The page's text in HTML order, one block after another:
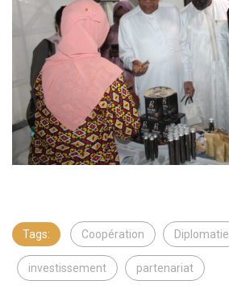
Tags: Coopération Diplomatie
investissement partenariat